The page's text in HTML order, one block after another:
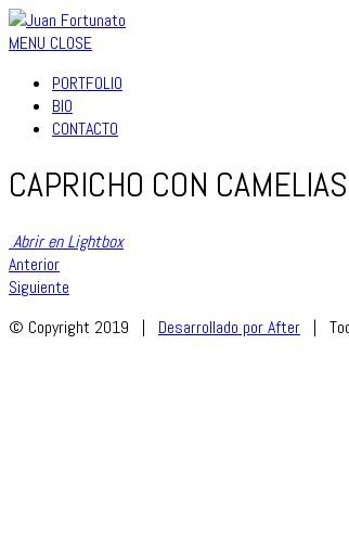
MENU CLOSE
PORTFOLIO
BIO
CONTACTO
CAPRICHO CON CAMELIAS
Abrir en Lightbox
Anterior
Siguiente
© Copyright 2019 | Desarrollado por After |